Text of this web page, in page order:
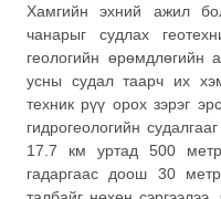
Хамгийн эхний ажил
чанарыг судлах
геологийн өрөмдлөгийн
усны судал таарч их
техник рүү орох зэрэг
гидрогеологийн
17.7 км уртад 500
гадаргаас доош 30